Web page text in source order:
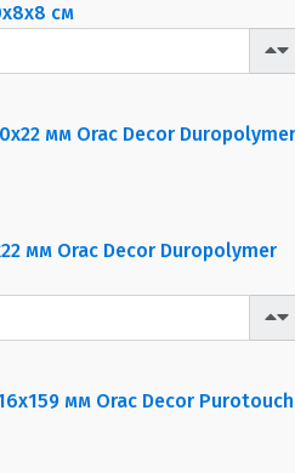
см
мм Orac Decor Duropolymer